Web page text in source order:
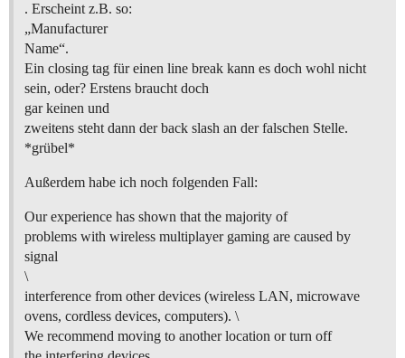
. Erscheint z.B. so:
„Manufacturer
Name“.
Ein closing tag für einen line break kann es doch wohl nicht
sein, oder? Erstens braucht doch
gar keinen und
zweitens steht dann der back slash an der falschen Stelle.
*grübel*
Außerdem habe ich noch folgenden Fall:
Our experience has shown that the majority of
problems with wireless multiplayer gaming are caused by
signal
\
interference from other devices (wireless LAN, microwave
ovens, cordless devices, computers). \
We recommend moving to another location or turn off